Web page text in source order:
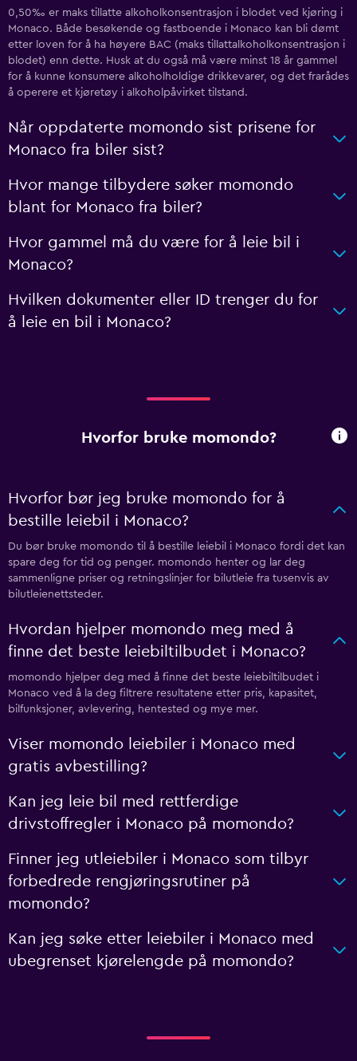
0,50‰ er maks tillatte alkoholkonsentrasjon i blodet ved kjøring i
Monaco. Både besøkende og fastboende i Monaco kan bli dømt
etter loven for å ha høyere BAC (maks tillattalkoholkonsentrasjon i
blodet) enn dette. Husk at du også må være minst 18 år gammel
for å kunne konsumere alkoholholdige drikkevarer, og det frarådes
å operere et kjøretøy i alkoholpåvirket tilstand.
Når oppdaterte momondo sist prisene for
Monaco fra biler sist?
Hvor mange tilbydere søker momondo
blant for Monaco fra biler?
Hvor gammel må du være for å leie bil i
Monaco?
Hvilken dokumenter eller ID trenger du for
å leie en bil i Monaco?
Hvorfor bruke momondo?
Hvorfor bør jeg bruke momondo for å
bestille leiebil i Monaco?
Du bør bruke momondo til å bestille leiebil i Monaco fordi det kan
spare deg for tid og penger. momondo henter og lar deg
sammenligne priser og retningslinjer for bilutleie fra tusenvis av
bilutleienettsteder.
Hvordan hjelper momondo meg med å
finne det beste leiebiltilbudet i Monaco?
momondo hjelper deg med å finne det beste leiebiltilbudet i
Monaco ved å la deg filtrere resultatene etter pris, kapasitet,
bilfunksjoner, avlevering, hentested og mye mer.
Viser momondo leiebiler i Monaco med
gratis avbestilling?
Kan jeg leie bil med rettferdige
drivstoffregler i Monaco på momondo?
Finner jeg utleiebiler i Monaco som tilbyr
forbedrede rengjøringsrutiner på
momondo?
Kan jeg søke etter leiebiler i Monaco med
ubegrenset kjørelengde på momondo?